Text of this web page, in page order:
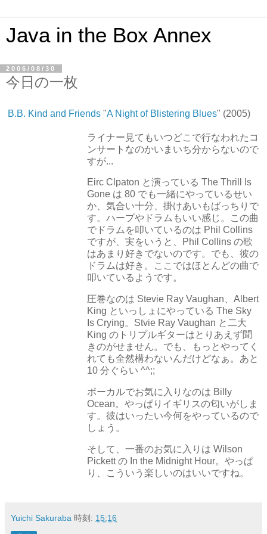
Java in the Box Annex
2006/08/30
今日の一枚
B.B. Kind and Friends "A Night of Blistering Blues" (2005)
ライナー見てもいつどこで行なわれたコ
ンサートなのかいまいち分からないので
すが...
Eirc Clpaton と演っている The Thrill Is
Gone は 80 でも一緒にやっているせい
か、気合い十分、掛けあいもばっちりで
す。ハープやドラムもいい感じ。この曲
でドラムを叩いているのは Phil Collins
ですが、実をいうと、Phil Collins の歌
はあまり好きでないのです。でも、彼の
ドラムは好き。ここではほとんどの曲で
叩いているようです。
圧巻なのは Stevie Ray Vaughan、Albert
King といっしょにやっている The Sky
Is Crying。Stvie Ray Vaughan と二大
King のトリプルギターはとりあえず聞
きのがせません。でも、もっとやってく
れても全然構わないんだけどなぁ。あと
10 分ぐらい ^^;;
ボーカルでお気に入りなのは Billy
Ocean。やっぱりイギリスの匂いがしま
す。彼はいったい今何をやっているので
しょう。
そして、一番のお気に入りは Wilson
Pickett の In the Midnight Hour。やっぱ
り、こういう楽しいのはいいですね。
Yuichi Sakuraba 時刻: 15:16